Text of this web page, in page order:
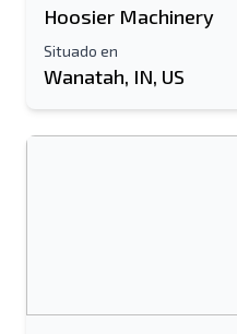
Hoosier Machinery
Situado en
Wanatah, IN, US